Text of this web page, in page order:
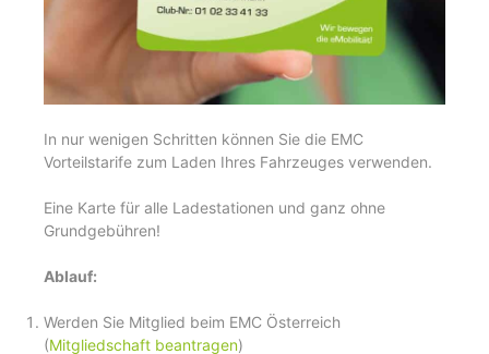
In nur wenigen Schritten können Sie die EMC
Vorteilstarife zum Laden Ihres Fahrzeuges verwenden.
Eine Karte für alle Ladestationen und ganz ohne
Grundgebühren!
Ablauf:
Werden Sie Mitglied beim EMC Österreich
(Mitgliedschaft beantragen)